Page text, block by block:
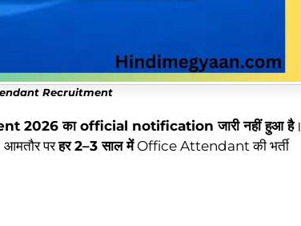
Recruitment
2026 का official notification जारी नहीं हुआ है।
परहर 2–3 साल मेंOffice Attendant की भर्ती